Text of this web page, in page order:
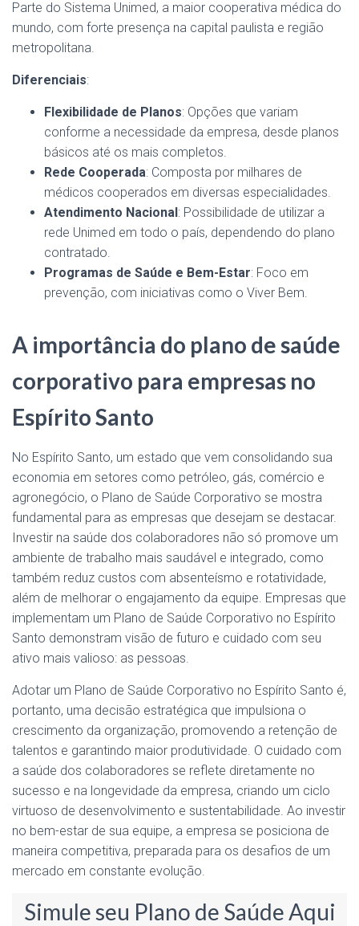
Parte do Sistema Unimed, a maior cooperativa médica do
mundo, com forte presença na capital paulista e região
metropolitana.
Diferenciais:
Flexibilidade de Planos: Opções que variam
conforme a necessidade da empresa, desde planos
básicos até os mais completos.
Rede Cooperada: Composta por milhares de
médicos cooperados em diversas especialidades.
Atendimento Nacional: Possibilidade de utilizar a
rede Unimed em todo o país, dependendo do plano
contratado.
Programas de Saúde e Bem-Estar: Foco em
prevenção, com iniciativas como o Viver Bem.
A importância do plano de saúde
corporativo para empresas no
Espírito Santo
No Espírito Santo, um estado que vem consolidando sua
economia em setores como petróleo, gás, comércio e
agronegócio, o Plano de Saúde Corporativo se mostra
fundamental para as empresas que desejam se destacar.
Investir na saúde dos colaboradores não só promove um
ambiente de trabalho mais saudável e integrado, como
também reduz custos com absenteísmo e rotatividade,
além de melhorar o engajamento da equipe. Empresas que
implementam um Plano de Saúde Corporativo no Espírito
Santo demonstram visão de futuro e cuidado com seu
ativo mais valioso: as pessoas.
Adotar um Plano de Saúde Corporativo no Espírito Santo é,
portanto, uma decisão estratégica que impulsiona o
crescimento da organização, promovendo a retenção de
talentos e garantindo maior produtividade. O cuidado com
a saúde dos colaboradores se reflete diretamente no
sucesso e na longevidade da empresa, criando um ciclo
virtuoso de desenvolvimento e sustentabilidade. Ao investir
no bem-estar de sua equipe, a empresa se posiciona de
maneira competitiva, preparada para os desafios de um
mercado em constante evolução.
Simule seu Plano de Saúde Aqui